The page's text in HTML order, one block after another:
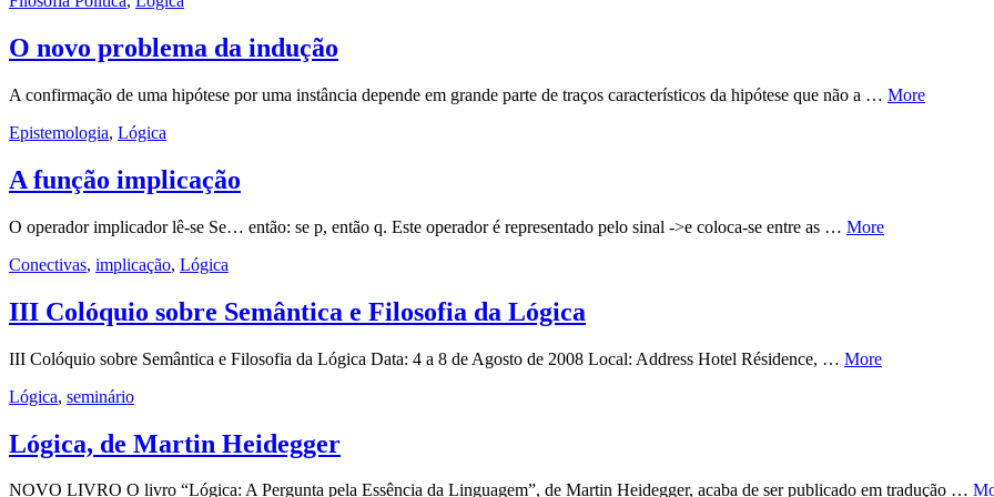
O novo problema da indução
A confirmação de uma hipótese por uma instância depende em grande parte de traços característicos da hipótese que não a … More
Epistemologia, Lógica
A função implicação
O operador implicador lê-se Se… então: se p, então q. Este operador é representado pelo sinal ->e coloca-se entre as … More
Conectivas, implicação, Lógica
III Colóquio sobre Semântica e Filosofia da Lógica
III Colóquio sobre Semântica e Filosofia da Lógica Data: 4 a 8 de Agosto de 2008 Local: Address Hotel Résidence, … More
Lógica, seminário
Lógica, de Martin Heidegger
NOVO LIVRO O livro “Lógica: A Pergunta pela Essência da Linguagem”, de Martin Heidegger, acaba de ser publicado em tradução …